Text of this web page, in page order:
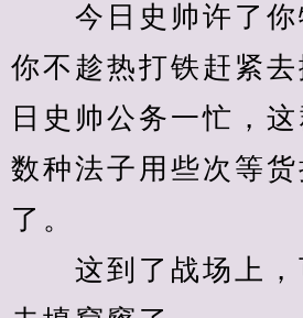
今日史帅许了你
你不趁热打铁赶紧去
日史帅公务一忙，
数种法子用些次等
了。
这到了战场上，